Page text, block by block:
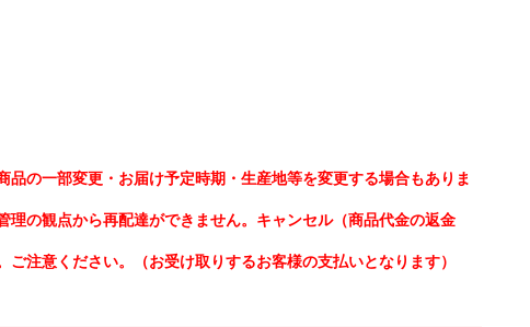
の一部変更・お届け予定時期・生産地等を変更する場合もありま
の観点から再配達ができません。キャンセル（商品代金の返金
注意ください。（お受け取りするお客様の支払いとなります）